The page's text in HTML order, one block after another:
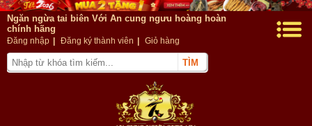
Ngăn ngừa tai biên Với An cung ngưu hoàng hoàn
chính hãng
Đăng nhập Đăng ký thành viên Giỏ hàng